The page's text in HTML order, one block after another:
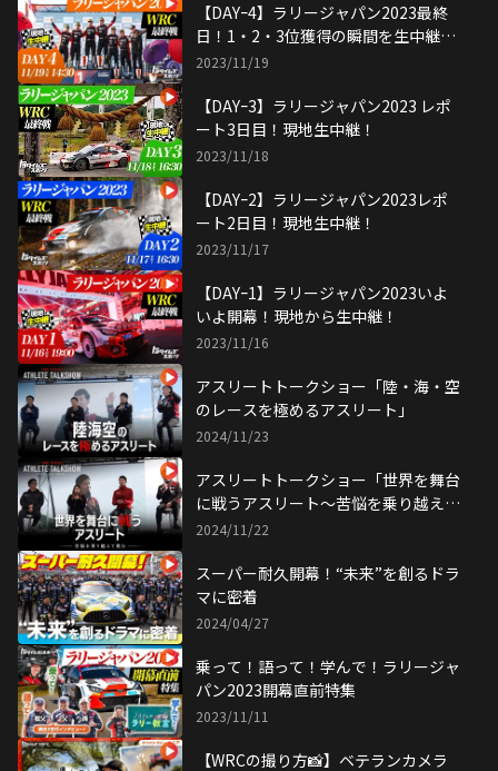
【DAYｰ4】ラリージャパン2023最終
日！1・2・3位獲得の瞬間を生中継！
激闘の4日間を振り返る！
2023/11/19
【DAYｰ3】ラリージャパン2023 レポ
ート3日目！現地生中継！
2023/11/18
【DAYｰ2】ラリージャパン2023レポ
ート2日目！現地生中継！
2023/11/17
【DAYｰ1】ラリージャパン2023いよ
いよ開幕！現地から生中継！
2023/11/16
アスリートトークショー「陸・海・空
のレースを極めるアスリート」
2024/11/23
アスリートトークショー「世界を舞台
に戦うアスリート～苦悩を乗り越えて
挑む〜」
2024/11/22
スーパー耐久開幕！“未来”を創るドラ
マに密着
2024/04/27
乗って！語って！学んで！ラリージャ
パン2023開幕直前特集
2023/11/11
【WRCの撮り方📸】ベテランカメラ